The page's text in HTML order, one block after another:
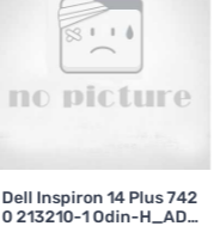
Dell Inspiron 14 Plus 742
0 213210-1 Odin-H_ADL